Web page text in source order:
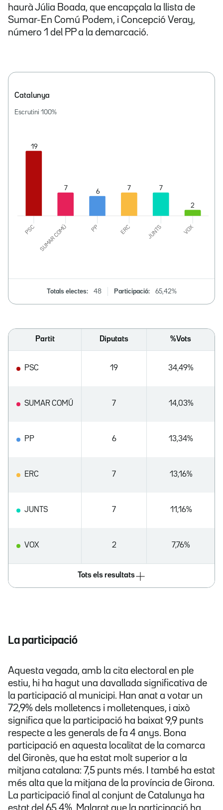
haurà Júlia Boada, que encapçala la llista de
Sumar-En Comú Podem, i Concepció Veray,
número 1 del PP a la demarcació.
Catalunya
Escrutini 100%
Totals electes: 48 Participació: 65,42%
Partit Diputats %Vots
PSC 19 34,49%
SUMAR COMÚ 7 14,03%
PP 6 13,34%
ERC 7 13,16%
JUNTS 7 11,16%
VOX 2 7,76%
Tots els resultats
La participació
Aquesta vegada, amb la cita electoral en ple
estiu, hi ha hagut una davallada significativa de
la participació al municipi. Han anat a votar un
72,9% dels molletencs i molletenques, i això
significa que la participació ha baixat 9,9 punts
respecte a les generals de fa 4 anys. Bona
participació en aquesta localitat de la comarca
del Gironès, que ha estat molt superior a la
mitjana catalana: 7,5 punts més. I també ha estat
més alta que la mitjana de la província de Girona.
La participació final al conjunt de Catalunya ha
estat del 65,4%. Malgrat que la participació ha